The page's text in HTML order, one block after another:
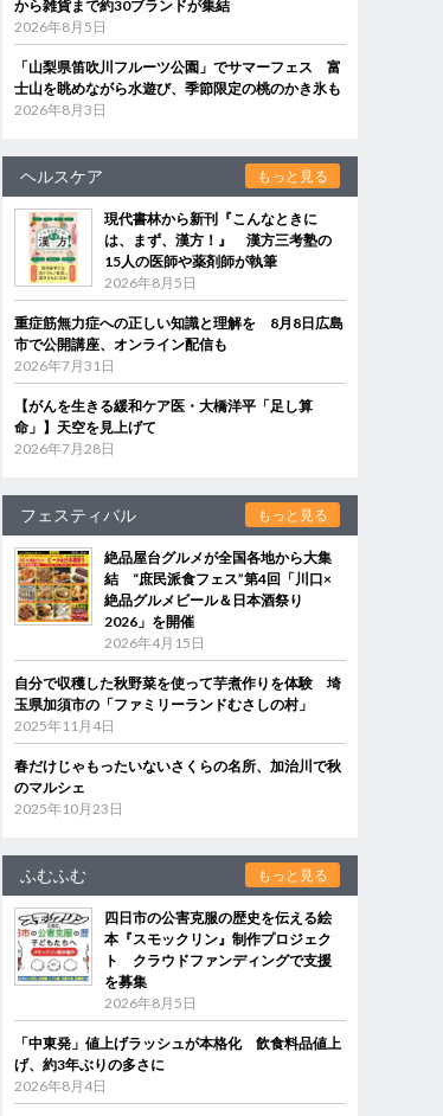
から雑貨まで約30ブランドが集結
2026年8月5日
「山梨県笛吹川フルーツ公園」でサマーフェス 富
士山を眺めながら水遊び、季節限定の桃のかき氷も
2026年8月3日
ヘルスケア もっと見る
現代書林から新刊『こんなときに
は、まず、漢方！』 漢方三考塾の
15人の医師や薬剤師が執筆
2026年8月5日
重症筋無力症への正しい知識と理解を 8月8日広島
市で公開講座、オンライン配信も
2026年7月31日
【がんを生きる緩和ケア医・大橋洋平「足し算
命」】天空を見上げて
2026年7月28日
フェスティバル もっと見る
絶品屋台グルメが全国各地から大集
結 “庶民派食フェス”第4回「川口×
絶品グルメビール＆日本酒祭り
2026」を開催
2026年4月15日
自分で収穫した秋野菜を使って芋煮作りを体験 埼
玉県加須市の「ファミリーランドむさしの村」
2025年11月4日
春だけじゃもったいないさくらの名所、加治川で秋
のマルシェ
2025年10月23日
ふむふむ もっと見る
四日市の公害克服の歴史を伝える絵
本『スモックリン』制作プロジェク
ト クラウドファンディングで支援
を募集
2026年8月5日
「中東発」値上げラッシュが本格化 飲食料品値上
げ、約3年ぶりの多さに
2026年8月4日